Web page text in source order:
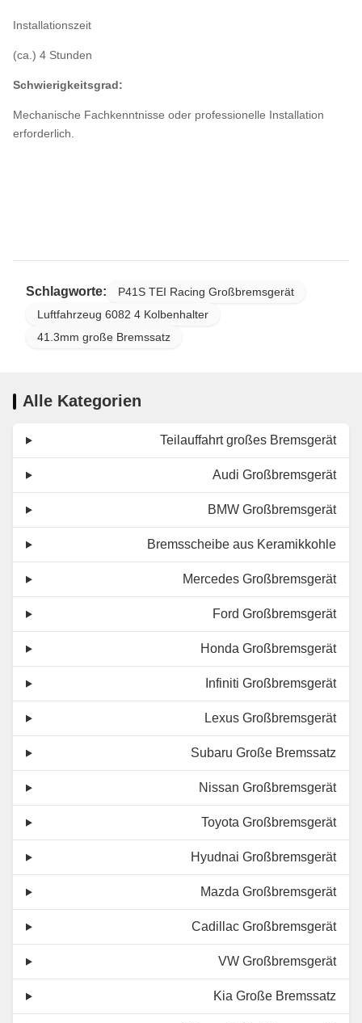
Installationszeit
(ca.) 4 Stunden
Schwierigkeitsgrad:
Mechanische Fachkenntnisse oder professionelle Installation
erforderlich.
Schlagworte:
P41S TEI Racing Großbremsgerät
Luftfahrzeug 6082 4 Kolbenhalter
41.3mm große Bremssatz
Alle Kategorien
Teilauffahrt großes Bremsgerät
Audi Großbremsgerät
BMW Großbremsgerät
Bremsscheibe aus Keramikkohle
Mercedes Großbremsgerät
Ford Großbremsgerät
Honda Großbremsgerät
Infiniti Großbremsgerät
Lexus Großbremsgerät
Subaru Große Bremssatz
Nissan Großbremsgerät
Toyota Großbremsgerät
Hyudnai Großbremsgerät
Mazda Großbremsgerät
Cadillac Großbremsgerät
VW Großbremsgerät
Kia Große Bremssatz